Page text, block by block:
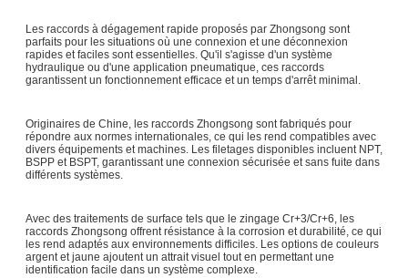
Les raccords à dégagement rapide proposés par Zhongsong sont
parfaits pour les situations où une connexion et une déconnexion
rapides et faciles sont essentielles. Qu'il s'agisse d'un système
hydraulique ou d'une application pneumatique, ces raccords
garantissent un fonctionnement efficace et un temps d'arrêt minimal.
Originaires de Chine, les raccords Zhongsong sont fabriqués pour
répondre aux normes internationales, ce qui les rend compatibles avec
divers équipements et machines. Les filetages disponibles incluent NPT,
BSPP et BSPT, garantissant une connexion sécurisée et sans fuite dans
différents systèmes.
Avec des traitements de surface tels que le zingage Cr+3/Cr+6, les
raccords Zhongsong offrent résistance à la corrosion et durabilité, ce qui
les rend adaptés aux environnements difficiles. Les options de couleurs
argent et jaune ajoutent un attrait visuel tout en permettant une
identification facile dans un système complexe.